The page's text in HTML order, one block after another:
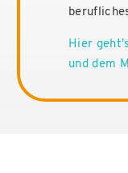
Hier
und dem